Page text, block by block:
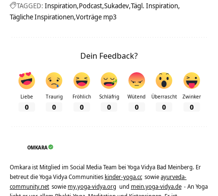
TAGGED: Inspiration Podcast Sukadev Tägl. Inspiration
Tägliche Inspirationen Vorträge mp3
Dein Feedback?
Liebe
0
Traurig
0
Fröhlich
0
Schläfrig
0
Wütend
0
Überrascht
0
Zwinker
0
OMKARA
Omkara ist Mitglied im Social Media Team bei Yoga Vidya Bad Meinberg. Er
betreut die Yoga Vidya Communities kinder-yoga.cc sowieayurveda-
community.net sowie my.yoga-vidya.org und mein.yoga-vidya.de - An Yoga